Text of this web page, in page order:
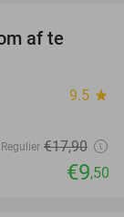
af te
9.5 star
Regulier €17,90
€9,50